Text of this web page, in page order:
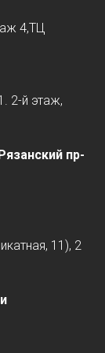
4,ТЦ
2-й этаж,
пр-
11), 2